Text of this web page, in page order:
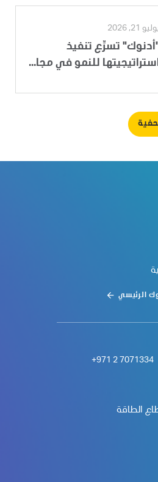
21, 2026
تسرِّع تنفيذ
للنمو في مجا...
الرئيسي
+971 2 7071334
الطاقة